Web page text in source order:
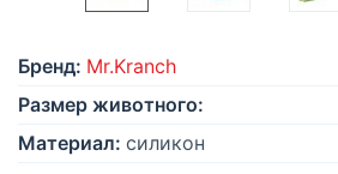
Бренд: Mr.Kranch
Размер животного:
Материал: силикон